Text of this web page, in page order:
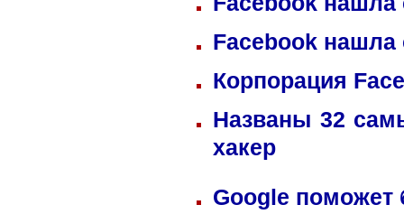
Facebook нашла
Корпорация
Названы 32
хакер
Google поможет